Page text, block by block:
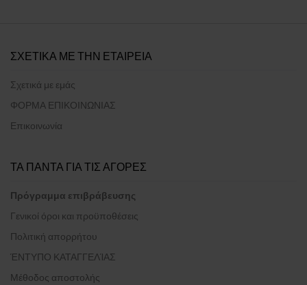
ΣΧΕΤΙΚΑ ΜΕ ΤΗΝ ΕΤΑΙΡΕΙΑ
Σχετικά με εμάς
ΦΟΡΜΑ ΕΠΙΚΟΙΝΩΝΙΑΣ
Επικοινωνία
ΤΑ ΠΑΝΤΑ ΓΙΑ ΤΙΣ ΑΓΟΡΕΣ
Πρόγραμμα επιβράβευσης
Γενικοί όροι και προϋποθέσεις
Πολιτική απορρήτου
ΈΝΤΥΠΟ ΚΑΤΑΓΓΕΛΊΑΣ
Μέθοδος αποστολής